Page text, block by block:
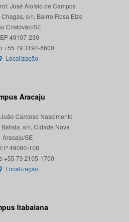
José Aloísio de Campos
s/n, Bairro Rosa Elze
Cristóvão/SE
49107-230
Localização
Aracaju
Cardoso Nascimento
s/n, Cidade Nova
Aracaju/SE
49060-108
Localização
Itabaiana